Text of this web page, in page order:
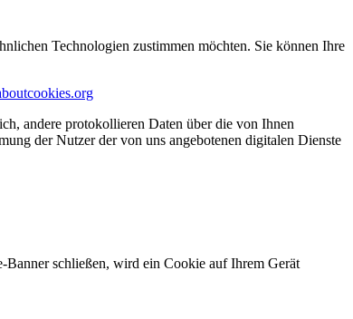
Technologien zustimmen möchten. Sie können Ihre
andere protokollieren Daten über die von Ihnen
der Nutzer der von uns angebotenen digitalen Dienste
Banner schließen, wird ein Cookie auf Ihrem Gerät